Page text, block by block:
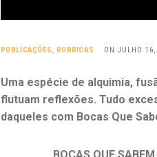
PUBLICAÇÕES, RUBRICAS ON JULHO
Uma espécie de alquimia,
flutuam reflexões. Tudo
daqueles com Bocas Que